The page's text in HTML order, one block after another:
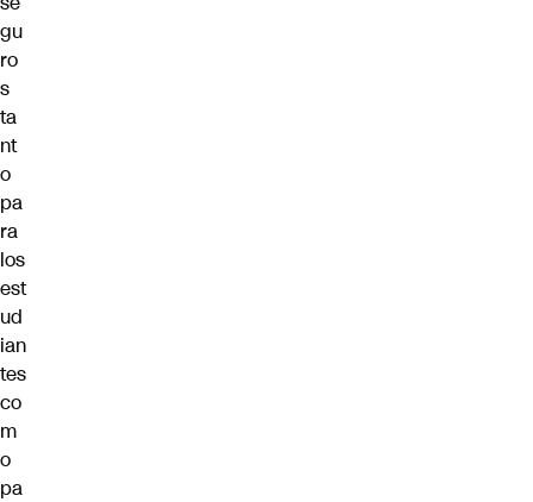
gu
ro
s
ta
nt
o
pa
ra
los
est
ud
ian
tes
co
m
o
pa